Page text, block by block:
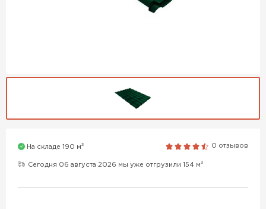
На складе 190 м3 0 отзывов
Сегодня 06 августа 2026 мы уже отгрузили 154 м3